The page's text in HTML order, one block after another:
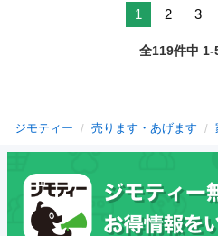
1 2 3
全119件中 1-
ジモティー 売ります・あげます